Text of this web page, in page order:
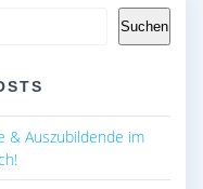
Suchen
& Auszubildende im